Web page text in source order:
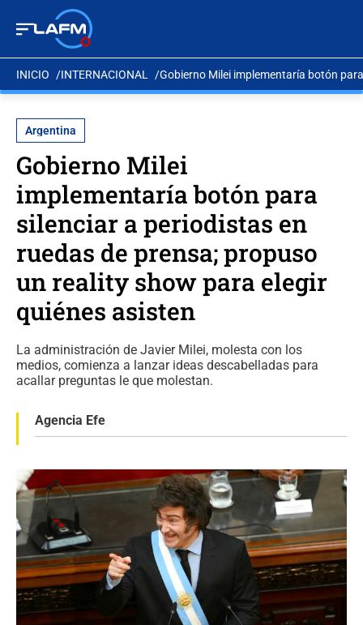
INICIO INTERNACIONAL Gobierno Milei implementaría botón
Argentina
Gobierno Milei
implementaría botón para
silenciar a periodistas en
ruedas de prensa; propuso
un reality show para elegir
quiénes asisten
La administración de Javier Milei, molesta con los
medios, comienza a lanzar ideas descabelladas para
acallar preguntas le que molestan.
Agencia Efe